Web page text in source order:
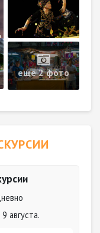
еще 2 фото
августа.